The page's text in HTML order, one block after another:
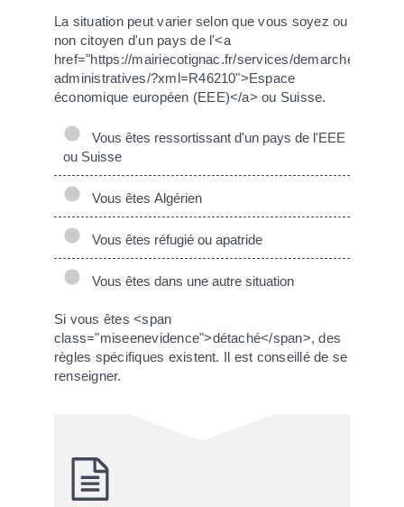
La situation peut varier selon que vous soyez ou
non citoyen d'un pays de l'<a
href="https://mairiecotignac.fr/services/demarches-
administratives/?xml=R46210">Espace
économique européen (EEE)</a> ou Suisse.
Vous êtes ressortissant d'un pays de l'EEE
ou Suisse
Vous êtes Algérien
Vous êtes réfugié ou apatride
Vous êtes dans une autre situation
Si vous êtes <span
class="miseenevidence">détaché</span>, des
règles spécifiques existent. Il est conseillé de se
renseigner.